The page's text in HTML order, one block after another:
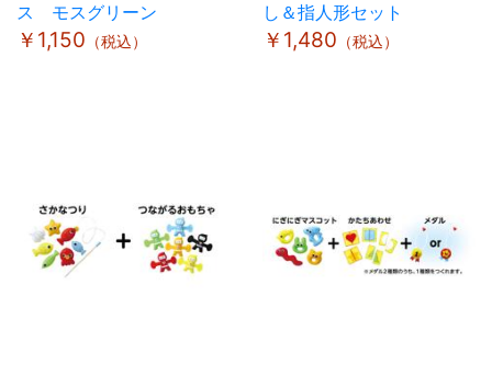
ス モスグリーン
￥1,150 （税込）
し＆指人形セット
￥1,480 （税込）